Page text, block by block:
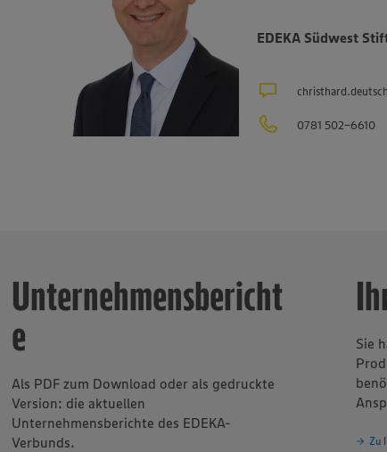
Frischkost. Einer der Schwerpunkte des
aus der Region. Im Rahmen der Regionalmarke
Südwest beispielsweise mit mehr als 1.500 Erzeugern und
des Vertriebsgebiets zusammen. Eine Auswahl an
Landwirtschaft im Überblick gibt es unter
regionale-partnerschaften . Der Unternehmensverbund,
ist mit rund 47.000 Mitarbeitenden, darunter etwa
EDEKA Südwest
0781 502-6610
Unternehmensbericht
e
Als PDF zum Download oder als gedruckte
Version: die aktuellen
Unternehmensberichte des EDEKA-
Verbunds.
Sie
Zu